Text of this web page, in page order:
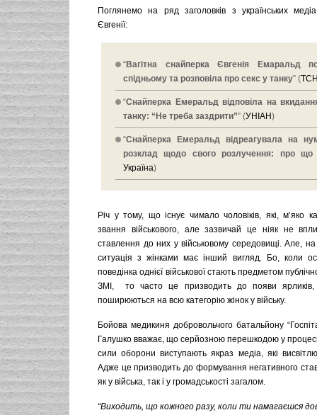
Поглянемо на ряд заголовків з українських
Євгенії:
“Вагітна снайперка Євгенія Емаральд
спідньому та розповіла про секс у танку” (
“Снайперка Емеральд відповіла на
танку: “Не треба заздрити”” (УНІАН)
“Снайперка Емеральд відреагувала на
розклад щодо свого розлучення: про що
Україна)
Річ у тому, що існує чимало чоловіків, які, м’яко
звання військового, але зазвичай це ніяк не
ставлення до них у військовому середовищі. Але, на
ситуація з жінками має інший вигляд. Бо, коли
поведінка однієї військової стають предметом
ЗМІ, то часто це призводить до появи ярликів,
поширюються на всю категорію жінок у війську.
Бойова медикиня добровольчого батальйону
Галушко вважає, що серйозною перешкодою у процесі
сили оборони виступають якраз медіа, які
Адже це призводить до формування негативного
як у війська, так і у громадськості загалом.
“Виходить, що кожного разу, коли ти намагаєшся